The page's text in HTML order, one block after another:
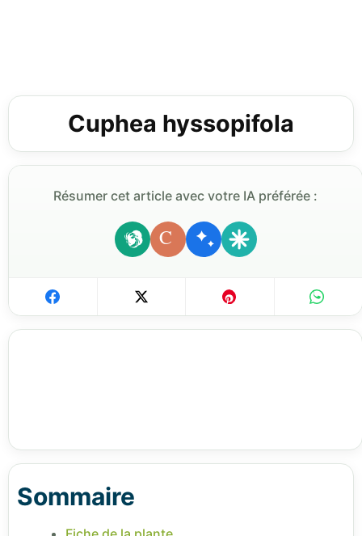
Cuphea hyssopifola
Résumer cet article avec votre IA préférée :
C
Sommaire